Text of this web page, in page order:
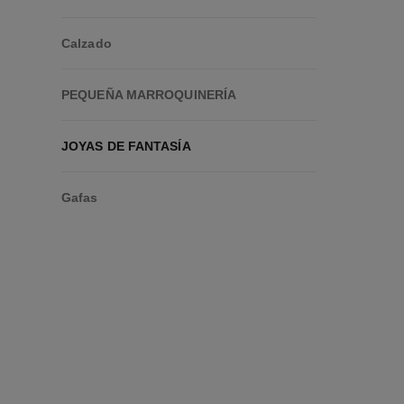
Calzado
PEQUEÑA MARROQUINERÍA
JOYAS DE FANTASÍA
Gafas